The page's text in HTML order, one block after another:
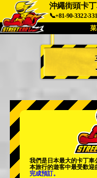
沖繩街頭卡
📞+81-90-3322-
關於我們
公司
東京 秋葉原 #2
東京 澀谷分店
我們是日本最大的卡丁車
本旅行的遊客中最受歡迎
完成預訂。